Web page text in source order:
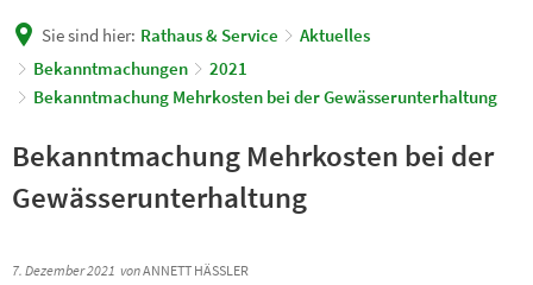
Sie sind hier: Rathaus & Service
Aktuelles
Bekanntmachungen
2021
Bekanntmachung Mehrkosten bei der Gewässerunterhaltung
Bekanntmachung Mehrkosten bei der
Gewässerunterhaltung
7. Dezember 2021 vonANNETT HÄSSLER